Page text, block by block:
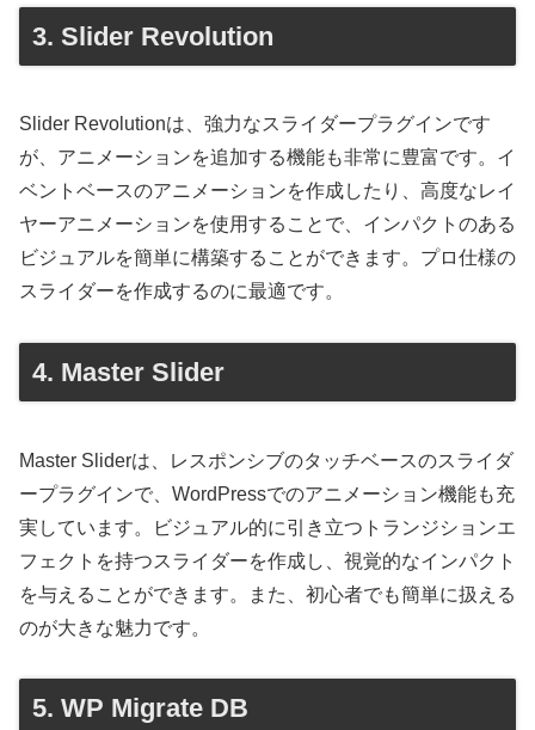
3. Slider Revolution
Slider Revolutionは、強力なスライダープラグインです
が、アニメーションを追加する機能も非常に豊富です。イ
ベントベースのアニメーションを作成したり、高度なレイ
ヤーアニメーションを使用することで、インパクトのある
ビジュアルを簡単に構築することができます。プロ仕様の
スライダーを作成するのに最適です。
4. Master Slider
Master Sliderは、レスポンシブのタッチベースのスライダ
ープラグインで、WordPressでのアニメーション機能も充
実しています。ビジュアル的に引き立つトランジションエ
フェクトを持つスライダーを作成し、視覚的なインパクト
を与えることができます。また、初心者でも簡単に扱える
のが大きな魅力です。
5. WP Migrate DB